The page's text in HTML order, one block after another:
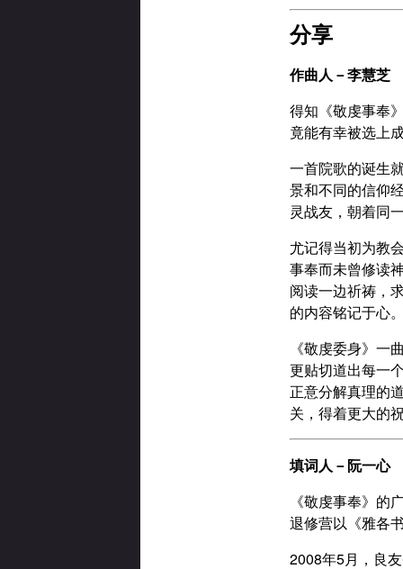
分享
作曲人－李慧芝
得知《敬虔事奉
竟能有幸被选上
一首院歌的诞生
景和不同的信仰
灵战友，朝着同
尤记得当初为教
事奉而未曾修读
阅读一边祈祷，
的内容铭记于心
《敬虔委身》一
更贴切道出每一
正意分解真理的
关，得着更大的
填词人－阮一心
《敬虔事奉》的
退修营以《雅各
2008年5月，良